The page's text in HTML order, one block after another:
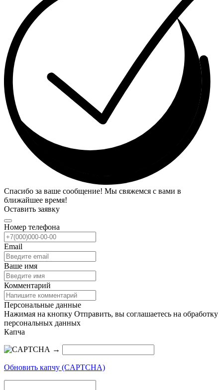
Спасибо за ваше сообщение! Мы свяжемся с вами в
ближайшее время!
Оставить заявку
Номер телефона
Email
Ваше имя
Комментарий
Персональные данные
Нажимая на кнопку Отправить, вы соглашаетесь на обработку
персональных данных
Капча
→
Обновить капчу (CAPTCHA)